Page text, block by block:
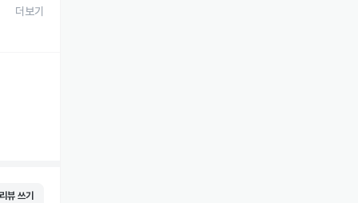
더보기
리뷰 쓰기